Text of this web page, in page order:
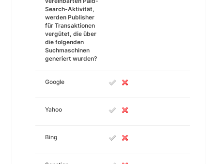
Search-Aktivität,
werden Publisher
für Transaktionen
vergütet, die über
die folgenden
Suchmaschinen
generiert wurden?
Google
Yahoo
Bing